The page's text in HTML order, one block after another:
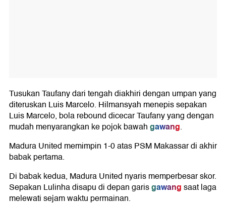
Tusukan Taufany dari tengah diakhiri dengan umpan yang
diteruskan Luis Marcelo. Hilmansyah menepis sepakan
Luis Marcelo, bola rebound dicecar Taufany yang dengan
mudah menyarangkan ke pojok bawahgawang.
Madura United memimpin 1-0 atas PSM Makassar di akhir
babak pertama.
Di babak kedua, Madura United nyaris memperbesar skor.
Sepakan Lulinha disapu di depan garisgawangsaat laga
melewati sejam waktu permainan.